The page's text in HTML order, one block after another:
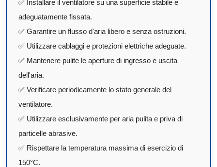
✅ Installare il ventilatore su una superficie stabile e
adeguatamente fissata.
✅ Garantire un flusso d'aria libero e senza ostruzioni.
✅ Utilizzare cablaggi e protezioni elettriche adeguate.
✅ Mantenere pulite le aperture di ingresso e uscita
dell'aria.
✅ Verificare periodicamente lo stato generale del
ventilatore.
✅ Utilizzare esclusivamente per aria pulita e priva di
particelle abrasive.
✅ Rispettare la temperatura massima di esercizio di
150°C.